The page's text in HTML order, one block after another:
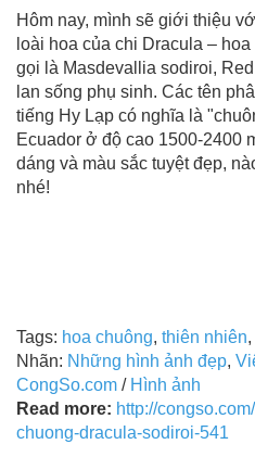
Hôm nay, mình sẽ giới thiệu
loài hoa của chi Dracula –
gọi là Masdevallia sodiroi,
lan sống phụ sinh. Các tên
tiếng Hy Lạp có nghĩa là
Ecuador ở độ cao 1500-2400
dáng và màu sắc tuyệt đẹp,
nhé!
Tags: hoa chuông, thiên nhiên,
Nhãn: Những hình ảnh đẹp,
CongSo.com / Hình ảnh
Read more: http://
chuong-dracula-sodiroi-541